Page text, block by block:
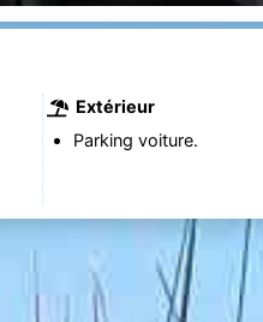
Extérieur
Parking voiture.